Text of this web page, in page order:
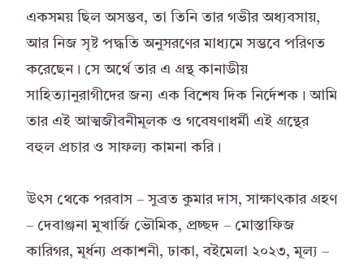
একসময় ছিল অসম্ভব, তা তিনি তার গভীর অধ্যবসায়,
আর নিজ সৃষ্ট পদ্ধতি অনুসরণের মাধ্যমে সম্ভবে পরিণত
করেছেন। সে অর্থে তার এ গ্রন্থ কানাডীয়
সাহিত্যানুরাগীদের জন্য এক বিশেষ দিক নির্দেশক। আমি
তার এই আত্মজীবনীমূলক ও গবেষণাধর্মী এই গ্রন্থের
বহুল প্রচার ও সাফল্য কামনা করি।
উৎস থেকে পরবাস – সুব্রত কুমার দাস, সাক্ষাৎকার গ্রহণ
– দেবাঞ্জনা মুখার্জি ভৌমিক, প্রচ্ছদ – মোস্তাফিজ
কারিগর, মূর্ধন্য প্রকাশনী, ঢাকা, বইমেলা ২০২৩, মূল্য –